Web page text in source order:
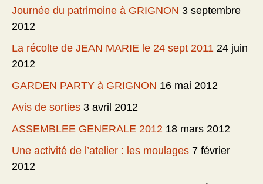
Journée du patrimoine à GRIGNON 3 septembre
2012
La récolte de JEAN MARIE le 24 sept 2011 24 juin
2012
GARDEN PARTY à GRIGNON 16 mai 2012
Avis de sorties 3 avril 2012
ASSEMBLEE GENERALE 2012 18 mars 2012
Une activité de l’atelier : les moulages 7 février
2012